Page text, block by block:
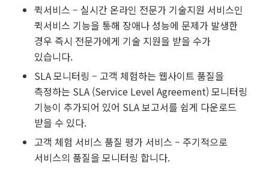
퀵서비스 – 실시간 온라인 전문가 기술지원 서비스인
퀵서비스 기능을 통해 장애나 성능에 문제가 발생한
경우 즉시 전문가에게 기술 지원을 받을 수가
있습니다.
SLA 모니터링 – 고객 체험하는 웹사이트 품질을
측정하는 SLA (Service Level Agreement) 모니터링
기능이 추가되어 있어 SLA 보고서를 쉽게 다운로드
받을 수 있다.
고객 체험 서비스 품질 평가 서비스 – 주기적으로
서비스의 품질을 모니터링 합니다.